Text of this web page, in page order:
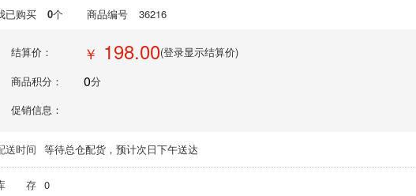
已购买 0个 商品编号 36216
结算价： ￥ 198.00(登录显示结算价)
商品积分：
0分
促销信息：
送时间 等待总仓配货，预计次日下午送达
存 0